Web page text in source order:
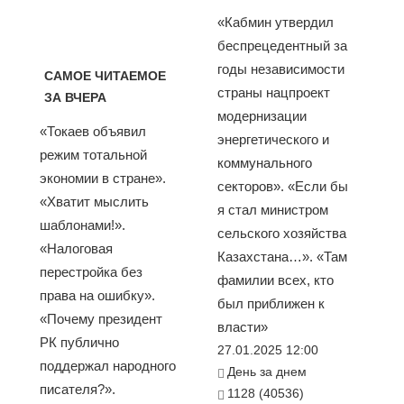
САМОЕ ЧИТАЕМОЕ
ЗА ВЧЕРА
«Токаев объявил
режим тотальной
экономии в стране».
«Хватит мыслить
шаблонами!».
«Налоговая
перестройка без
права на ошибку».
«Почему президент
РК публично
поддержал народного
писателя?».
«Кабмин утвердил
беспрецедентный за
годы независимости
страны нацпроект
модернизации
энергетического и
коммунального
секторов». «Если бы
я стал министром
сельского хозяйства
Казахстана…». «Там
фамилии всех, кто
был приближен к
власти»
27.01.2025 12:00
День за днем
1128 (40536)